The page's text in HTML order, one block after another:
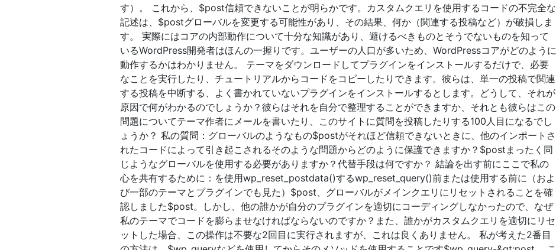
す）。 これから、$post信頼できないことが明らかです。カスタムクエリを使用するコードの不完全な
記述は、$postグローバルを変更する可能性があり、その結果、何か（関連する投稿など）が破損しま
す。 実際にはコアの内部動作について十分な知識があり、避けるべきものとそうでないものを知って
いるWordPress開発者はほんの一握りです。ユーザーの人口が多いため、WordPressコアがどのように
動作するかはわかりません。 テーマをダウンロードしてプラグインをインストールするだけで、必要
なことを実行したり、チュートリアルからコードをコピーしたりできます。彼らは、単一の投稿で関連
する投稿を中断する、よく書かれていないプラグインをインストールするとします。どうして、それが
原因で何がわかるのでしょうか？彼らはそれを自分で整理することができますか、それとも彼らはこの
問題についてテーマ作者にメールを書いたり、このサイトに質問を投稿したりする100人目になるでし
ょうか？ 私の質問：グローバルのようなもの$postがそれほど信頼できないときに、他のインポートさ
れたコードによって引き起こされるそのような問題からどのように保護できますか？$postまったく同
じようなグローバルを使用する必要がありますか？代替手段は何ですか？ 結論を出す前にここで私の
心を共有するために：を使用wp_reset_postdata()するwp_reset_query()前または使用する前に（およ
び一部のテーマとプラグインでも見た）$post、グローバルがメインクエリにリセットされることを確
認しました$post。しかし、他の誰かが自分のプラグインを適切にコーディングしなかったので、なぜ
私のテーマでコードを膨らませなければならないのですか？また、誰かがカスタムクエリを適切にリセ
ットした場合、この操作は不要な2回目に実行されますが、これは良くありません。 私が考えた2番目